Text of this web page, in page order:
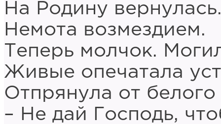
На Родину
Немота возмездием.
Теперь молчок.
Живые опечатала
Отпрянула от белого
– Не дай Господь,